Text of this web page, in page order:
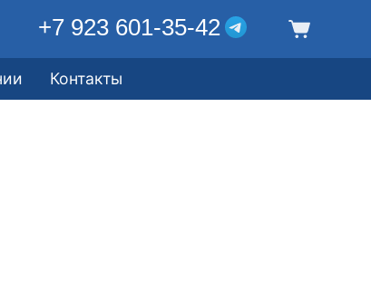
+7 923 601-35-42
Контакты